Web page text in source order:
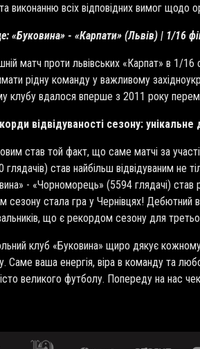
виконанню всіх відповідних вимог щодо
«Буковина» - «Карпати» (Львів) | 1/16
матч проти львівських «Карпат» в 1/16
рідну команду у важливому
клубу вдалося вперше з 2011 року
відвідуваності сезону:
став той факт, що саме матчі за
глядачів) став найбільш відвідуваним не
- «Чорноморець» (5594 глядачі) став
сезону стала гра у Чернівцях! Дебютний
що є рекордом сезону для
клуб «Буковина» щиро дякує кожному
Саме ваша енергія, віра в команду та
великого футболу. Попереду на нас